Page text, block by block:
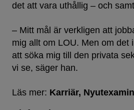
det att vara uthållig – och
– Mitt mål är verkligen att
mig allt om LOU. Men om det
att söka mig till den privata
vi se, säger han.
Läs mer: Karriär